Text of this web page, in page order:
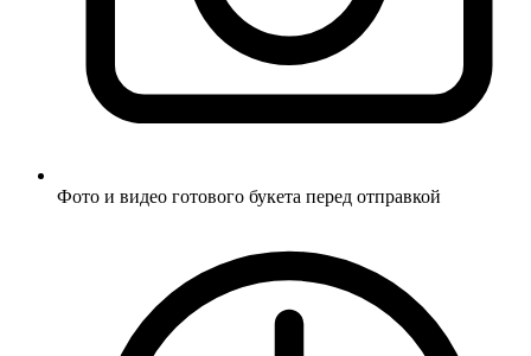
Фото и видео готового букета перед отправкой